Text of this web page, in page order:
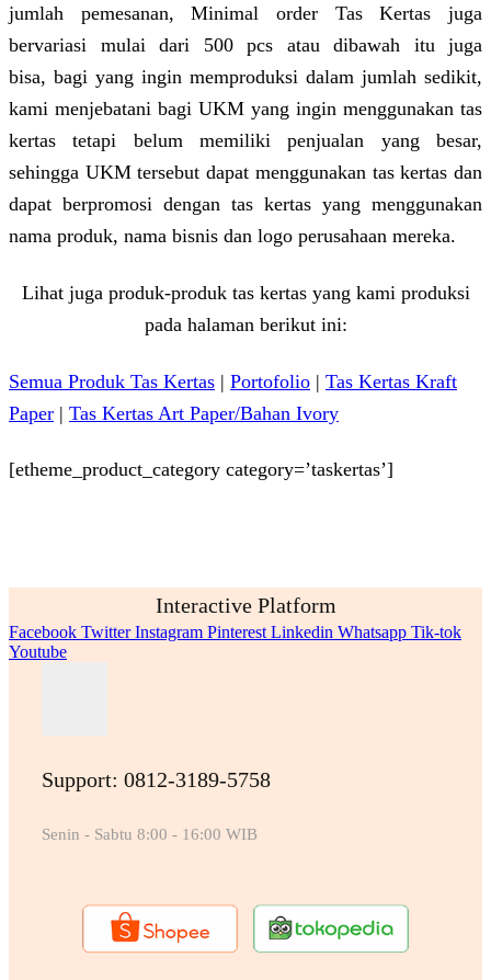
jumlah pemesanan, Minimal order Tas Kertas juga
bervariasi mulai dari 500 pcs atau dibawah itu juga
bisa, bagi yang ingin memproduksi dalam jumlah sedikit,
kami menjebatani bagi UKM yang ingin menggunakan tas
kertas tetapi belum memiliki penjualan yang besar,
sehingga UKM tersebut dapat menggunakan tas kertas dan
dapat berpromosi dengan tas kertas yang menggunakan
nama produk, nama bisnis dan logo perusahaan mereka.
Lihat juga produk-produk tas kertas yang kami produksi
pada halaman berikut ini:
Semua Produk Tas Kertas | Portofolio | Tas Kertas Kraft
Paper | Tas Kertas Art Paper/Bahan Ivory
[etheme_product_category category=’taskertas’]
Interactive Platform
Facebook Twitter Instagram Pinterest Linkedin Whatsapp Tik-tok
Youtube
Support: 0812-3189-5758
Senin - Sabtu 8:00 - 16:00 WIB